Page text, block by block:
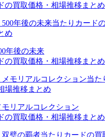
の買取価格・相場推移まとめ
年後の未来
の買取価格・相場推移まとめ
モリアルコレクション
の買取価格・相場推移まとめ